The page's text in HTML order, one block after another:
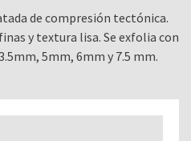
de compresión tectónica.
y textura lisa. Se exfolia con
5mm, 6mm y 7.5 mm.